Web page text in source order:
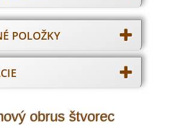
POLOŽKY
obrus štvorec